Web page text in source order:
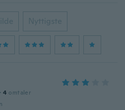
Nyttigste
· 4 omtaler